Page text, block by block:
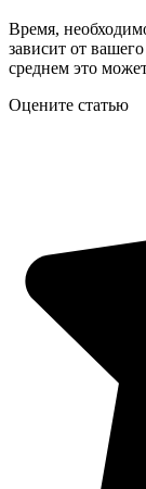
Время,
зависит от
среднем это
Оцените статью